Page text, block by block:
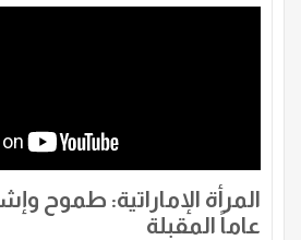
المرأة الإماراتية: طموح
عاماً المقبلة